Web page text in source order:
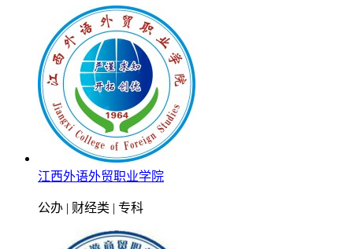
江西外语外贸职业学院
公办 | 财经类 | 专科